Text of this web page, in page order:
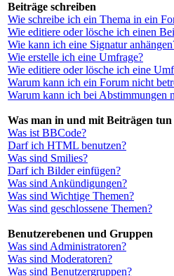
Beiträge schreiben
Wie schreibe ich ein Thema in ein
Wie editiere oder lösche ich einen
Wie kann ich eine Signatur
Wie erstelle ich eine Umfrage?
Wie editiere oder lösche ich eine
Warum kann ich ein Forum nicht
Warum kann ich bei Abstimmungen
Was man in und mit Beiträgen
Was ist BBCode?
Darf ich HTML benutzen?
Was sind Smilies?
Darf ich Bilder einfügen?
Was sind Ankündigungen?
Was sind Wichtige Themen?
Was sind geschlossene Themen?
Benutzerebenen und Gruppen
Was sind Administratoren?
Was sind Moderatoren?
Was sind Benutzergruppen?